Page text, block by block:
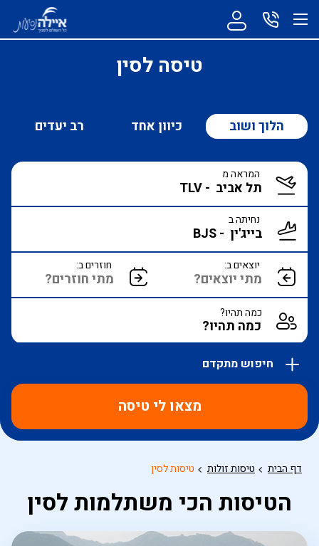
טיסה לסין
הלוך ושוב כיוון אחד רב יעדים
המראה מ
נחיתה ב
יוצאים ב: חוזרים ב:
כמה תהיו?
מצאו לי טיסה
אפשרויות
מוצגות
הכפתור
דף הבית טיסות זולות טיסות לסין
הטיסות הכי משתלמות לסין